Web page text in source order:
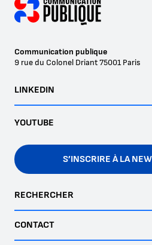
Communication publique
9 rue du Colonel Driant75001 Paris
S’INSCRIRE À LA
LINKEDIN
YOUTUBE
RECHERCHER
CONTACT